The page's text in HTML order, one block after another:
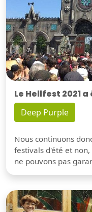
Le Hellfest 2021
Deep Purple
Nous continuons
festivals d'été et
ne pouvons pas